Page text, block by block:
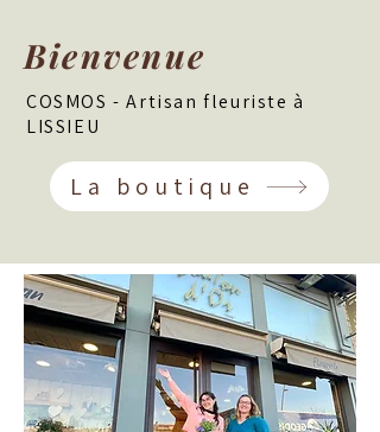
Bienvenue
COSMOS - Artisan fleuriste à
LISSIEU
La boutique